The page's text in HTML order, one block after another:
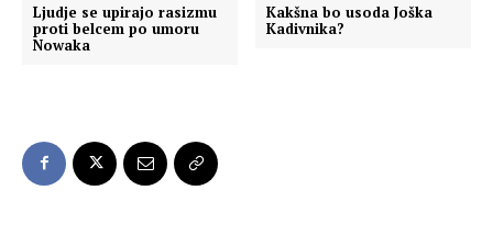
Ljudje se upirajo rasizmu
proti belcem po umoru
Nowaka
Kakšna bo usoda Joška
Kadivnika?